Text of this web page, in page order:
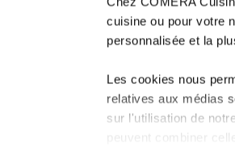
cuisine ou pour votre
personnalisée et la
Les cookies nous
relatives aux médias
sur l'utilisation de
peuvent combiner
un magasin COMERA Cuisines